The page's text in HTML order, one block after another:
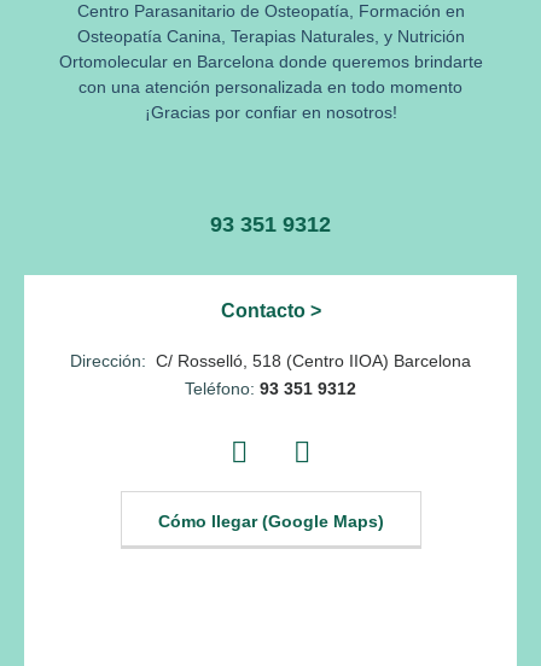
Centro Parasanitario de Osteopatía, Formación en
Osteopatía Canina, Terapias Naturales, y Nutrición
Ortomolecular en Barcelona donde queremos brindarte
con una atención personalizada en todo momento
¡Gracias por confiar en nosotros!
93 351 9312
Contacto >
Dirección: C/ Rosselló, 518 (Centro IIOA) Barcelona
Teléfono: 93 351 9312
Cómo llegar (Google Maps)